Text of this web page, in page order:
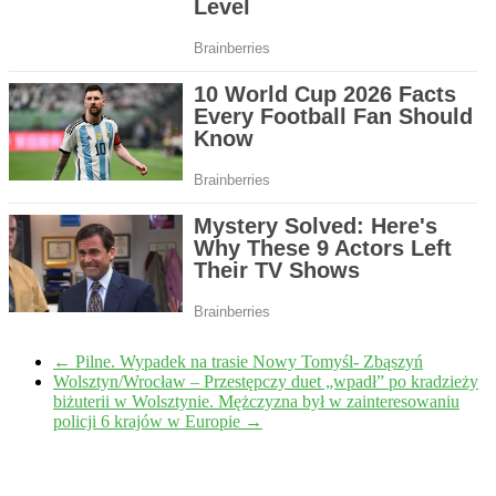
← Pilne. Wypadek na trasie Nowy Tomyśl- Zbąszyń
Wolsztyn/Wrocław – Przestępczy duet „wpadł” po kradzieży
biżuterii w Wolsztynie. Mężczyzna był w zainteresowaniu
policji 6 krajów w Europie →